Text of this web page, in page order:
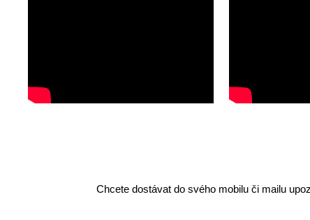
Chcete dostávat do svého mobilu či mailu